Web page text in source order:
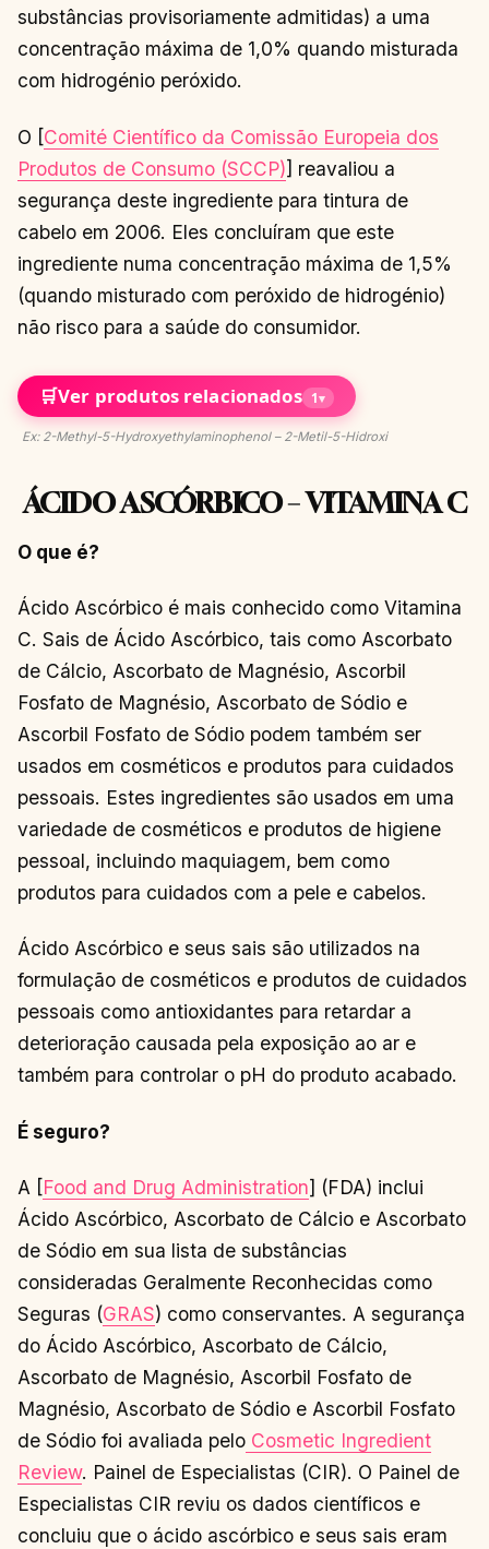
substâncias provisoriamente admitidas) a uma
concentração máxima de 1,0% quando misturada
com hidrogénio peróxido.
O [Comité Científico da Comissão Europeia dos
Produtos de Consumo (SCCP)] reavaliou a
segurança deste ingrediente para tintura de
cabelo em 2006. Eles concluíram que este
ingrediente numa concentração máxima de 1,5%
(quando misturado com peróxido de hidrogénio)
não risco para a saúde do consumidor.
🛒Ver produtos relacionados 1▾
Ex: 2-Methyl-5-Hydroxyethylaminophenol – 2-Metil-5-Hidroxi
ÁCIDO ASCÓRBICO – VITAMINA C
O que é?
Ácido Ascórbico é mais conhecido como Vitamina
C. Sais de Ácido Ascórbico, tais como Ascorbato
de Cálcio, Ascorbato de Magnésio, Ascorbil
Fosfato de Magnésio, Ascorbato de Sódio e
Ascorbil Fosfato de Sódio podem também ser
usados ​​em cosméticos e produtos para cuidados
pessoais. Estes ingredientes são usados ​​em uma
variedade de cosméticos e produtos de higiene
pessoal, incluindo maquiagem, bem como
produtos para cuidados com a pele e cabelos.
Ácido Ascórbico e seus sais são utilizados na
formulação de cosméticos e produtos de cuidados
pessoais como antioxidantes para retardar a
deterioração causada pela exposição ao ar e
também para controlar o pH do produto acabado.
É seguro?
A [Food and Drug Administration] (FDA) inclui
Ácido Ascórbico, Ascorbato de Cálcio e Ascorbato
de Sódio em sua lista de substâncias
consideradas Geralmente Reconhecidas como
Seguras (GRAS) como conservantes. A segurança
do Ácido Ascórbico, Ascorbato de Cálcio,
Ascorbato de Magnésio, Ascorbil Fosfato de
Magnésio, Ascorbato de Sódio e Ascorbil Fosfato
de Sódio foi avaliada pelo Cosmetic Ingredient
Review. Painel de Especialistas (CIR). O Painel de
Especialistas CIR reviu os dados científicos e
concluiu que o ácido ascórbico e seus sais eram